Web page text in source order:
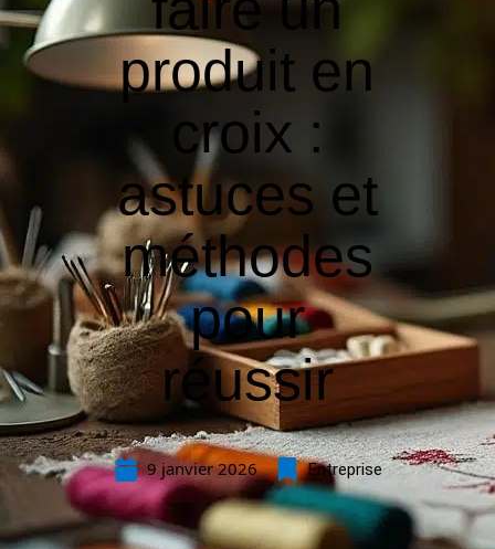
produit en
croix :
astuces et
méthodes
pour
réussir
9 janvier 2026 Entreprise